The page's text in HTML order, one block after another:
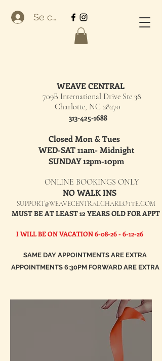
Se connecter
WEAVE CENTRAL
709B International Drive Ste 38
Charlotte, NC 28270
313-425-1688
Closed Mon & Tues
WED-SAT 11am- Midnight
SUNDAY 12pm-10pm
ONLINE BOOKINGS ONLY
NO WALK INS
SUPPORT@WEAVECENTRALCHARLOTTE.COM
MUST BE AT LEAST 12 YEARS OLD FOR APPT
I WILL BE ON VACATION6-08-26 - 6-12-26
SAME DAY APPOINTMENTS ARE EXTRA
APPOINTMENTS 6:30PM FORWARD ARE EXTRA